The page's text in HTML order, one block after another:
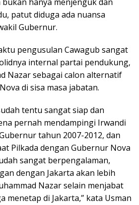
patut diduga ada nuansa
Gubernur.
pengusulan Cawagub sangat
internal partai pendukung,
Nazar sebagai calon alternatif
di sisa masa jabatan.
tentu sangat siap dan
pernah mendampingi Irwandi
tahun 2007-2012, dan
Pilkada dengan Gubernur Nova
sangat berpengalaman,
dengan Jakarta akan lebih
Nazar selain menjabat
menetap di Jakarta,” kata Usman